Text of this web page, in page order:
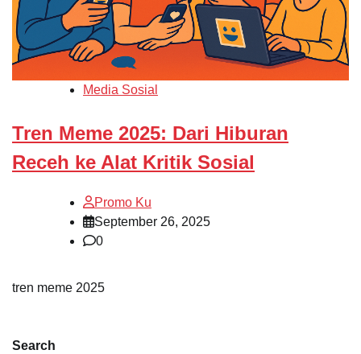
Media Sosial
Tren Meme 2025: Dari Hiburan
Receh ke Alat Kritik Sosial
Promo Ku
September 26, 2025
0
tren meme 2025
Search